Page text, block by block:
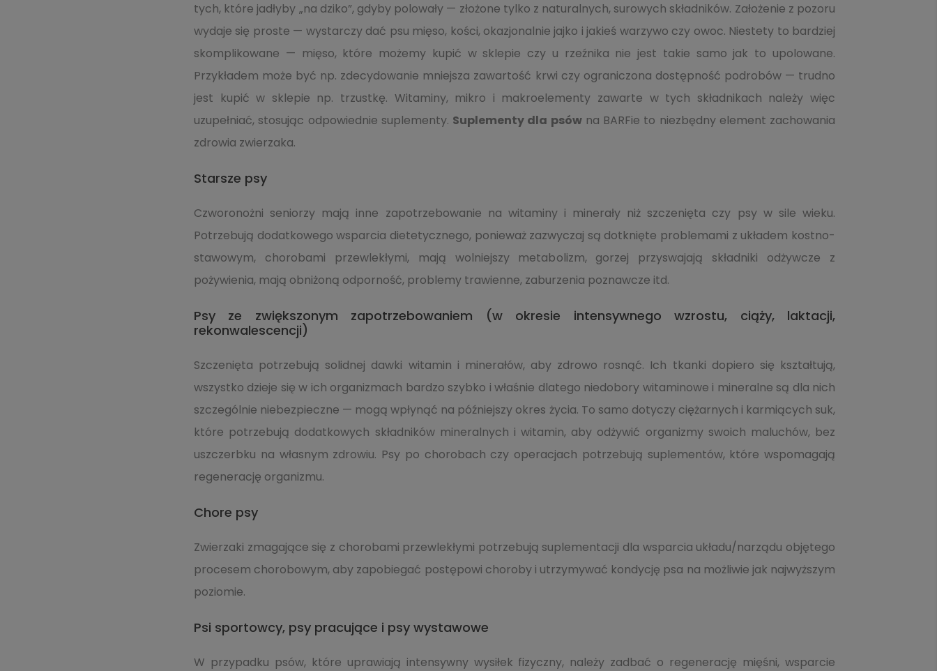
tych, które jadłyby „na dziko”, gdyby polowały — złożone tylko z naturalnych, surowych składników. Założenie z pozoru
wydaje się proste — wystarczy dać psu mięso, kości, okazjonalnie jajko i jakieś warzywo czy owoc. Niestety to bardziej
skomplikowane — mięso, które możemy kupić w sklepie czy u rzeźnika nie jest takie samo jak to upolowane.
Przykładem może być np. zdecydowanie mniejsza zawartość krwi czy ograniczona dostępność podrobów — trudno
jest kupić w sklepie np. trzustkę. Witaminy, mikro i makroelementy zawarte w tych składnikach należy więc
uzupełniać, stosując odpowiednie suplementy. Suplementy dla psówna BARFie to niezbędny element zachowania
zdrowia zwierzaka.
Starsze psy
Czworonożni seniorzy mają inne zapotrzebowanie na witaminy i minerały niż szczenięta czy psy w sile wieku.
Potrzebują dodatkowego wsparcia dietetycznego, ponieważ zazwyczaj są dotknięte problemami z układem kostno-
stawowym, chorobami przewlekłymi, mają wolniejszy metabolizm, gorzej przyswajają składniki odżywcze z
pożywienia, mają obniżoną odporność, problemy trawienne, zaburzenia poznawcze itd.
Psy ze zwiększonym zapotrzebowaniem (w okresie intensywnego wzrostu, ciąży, laktacji,
rekonwalescencji)
Szczenięta potrzebują solidnej dawki witamin i minerałów, aby zdrowo rosnąć. Ich tkanki dopiero się kształtują,
wszystko dzieje się w ich organizmach bardzo szybko i właśnie dlatego niedobory witaminowe i mineralne są dla nich
szczególnie niebezpieczne — mogą wpłynąć na późniejszy okres życia. To samo dotyczy ciężarnych i karmiących suk,
które potrzebują dodatkowych składników mineralnych i witamin, aby odżywić organizmy swoich maluchów, bez
uszczerbku na własnym zdrowiu. Psy po chorobach czy operacjach potrzebują suplementów, które wspomagają
regenerację organizmu.
Chore psy
Zwierzaki zmagające się z chorobami przewlekłymi potrzebują suplementacji dla wsparcia układu/narządu objętego
procesem chorobowym, aby zapobiegać postępowi choroby i utrzymywać kondycję psa na możliwie jak najwyższym
poziomie.
Psi sportowcy, psy pracujące i psy wystawowe
W przypadku psów, które uprawiają intensywny wysiłek fizyczny, należy zadbać o regenerację mięśni, wsparcie